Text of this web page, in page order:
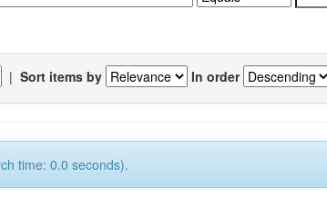
| Sort items by In order
time: 0.0 seconds).